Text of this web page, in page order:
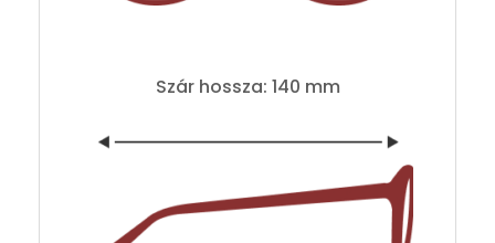
Szár hossza: 140 mm